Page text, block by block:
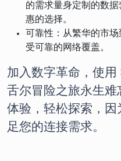
的需求量身定制的数
惠的选择。
可靠性：从繁华的市
受可靠的网络覆盖。
加入数字革命，使
舌尔冒险之旅永生
体验，轻松探索，
足您的连接需求。